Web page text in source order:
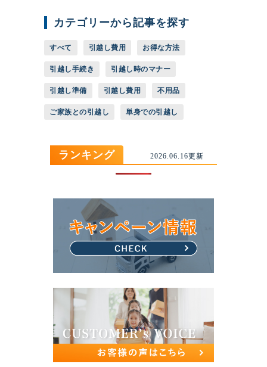
カテゴリーから記事を探す
すべて 引越し費用 お得な方法
引越し手続き 引越し時のマナー
引越し準備 引越し費用 不用品
ご家族との引越し 単身での引越し
ランキング 2026.06.16更新